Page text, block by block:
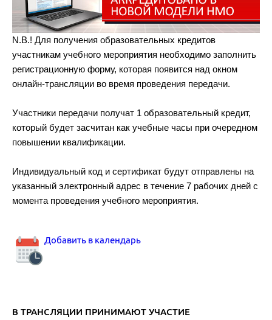
N.B.! Для получения образовательных кредитов
участникам учебного мероприятия необходимо заполнить
регистрационную форму, которая появится над окном
онлайн-трансляции во время проведения передачи.
Участники передачи получат 1 образовательный кредит,
который будет засчитан как учебные часы при очередном
повышении квалификации.
Индивидуальный код и сертификат будут отправлены на
указанный электронный адрес в течение 7 рабочих дней с
момента проведения учебного мероприятия.
Добавить в календарь
В ТРАНСЛЯЦИИ ПРИНИМАЮТ УЧАСТИЕ